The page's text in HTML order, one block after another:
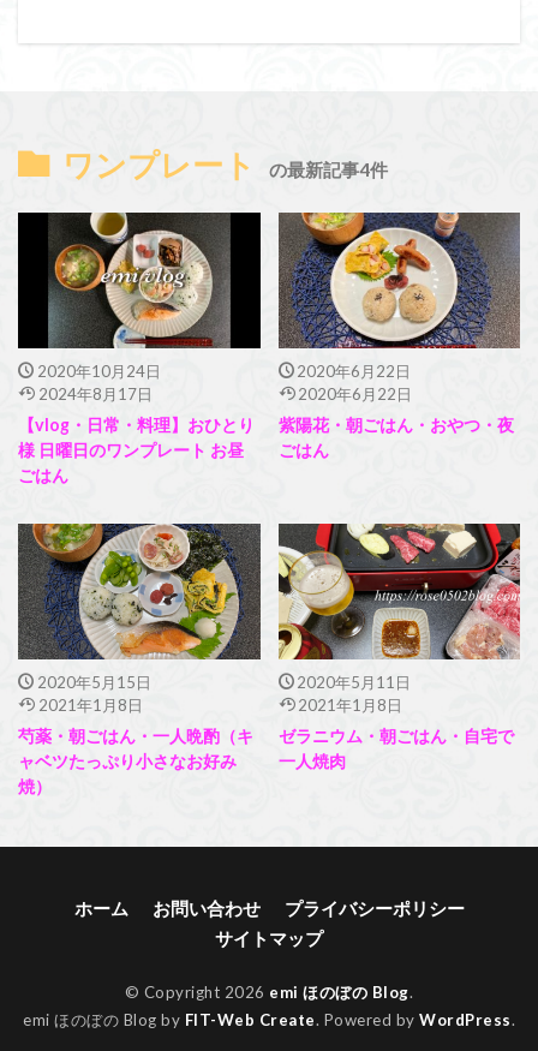
ワンプレート の最新記事4件
2020年10月24日
2024年8月17日
【vlog・日常・料理】おひとり
様 日曜日のワンプレート お昼
ごはん
2020年6月22日
2020年6月22日
紫陽花・朝ごはん・おやつ・夜
ごはん
2020年5月15日
2021年1月8日
芍薬・朝ごはん・一人晩酌（キ
ャベツたっぷり小さなお好み
焼）
2020年5月11日
2021年1月8日
ゼラニウム・朝ごはん・自宅で
一人焼肉
ホーム お問い合わせ
プライバシーポリシー
サイトマップ
© Copyright 2026 emi ほのぼの Blog.
emi ほのぼの Blog by FIT-Web Create. Powered by WordPress.